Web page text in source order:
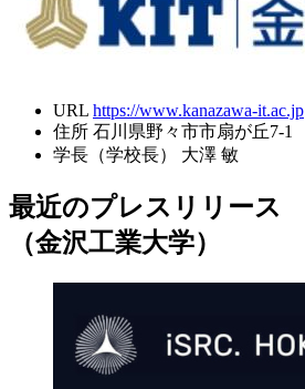
URL https://www.kanazawa-it.ac.jp
住所 石川県野々市市扇が丘7-1
学長（学校長）
大澤 敏
最近のプレスリリース
（金沢工業大学）